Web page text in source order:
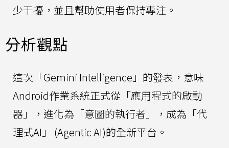
少干擾，並且幫助使用者保持專注。
分析觀點
這次「Gemini Intelligence」的發表，意味
Android作業系統正式從「應用程式的啟動
器」，進化為「意圖的執行者」，成為「代
理式AI」 (Agentic AI)的全新平台。